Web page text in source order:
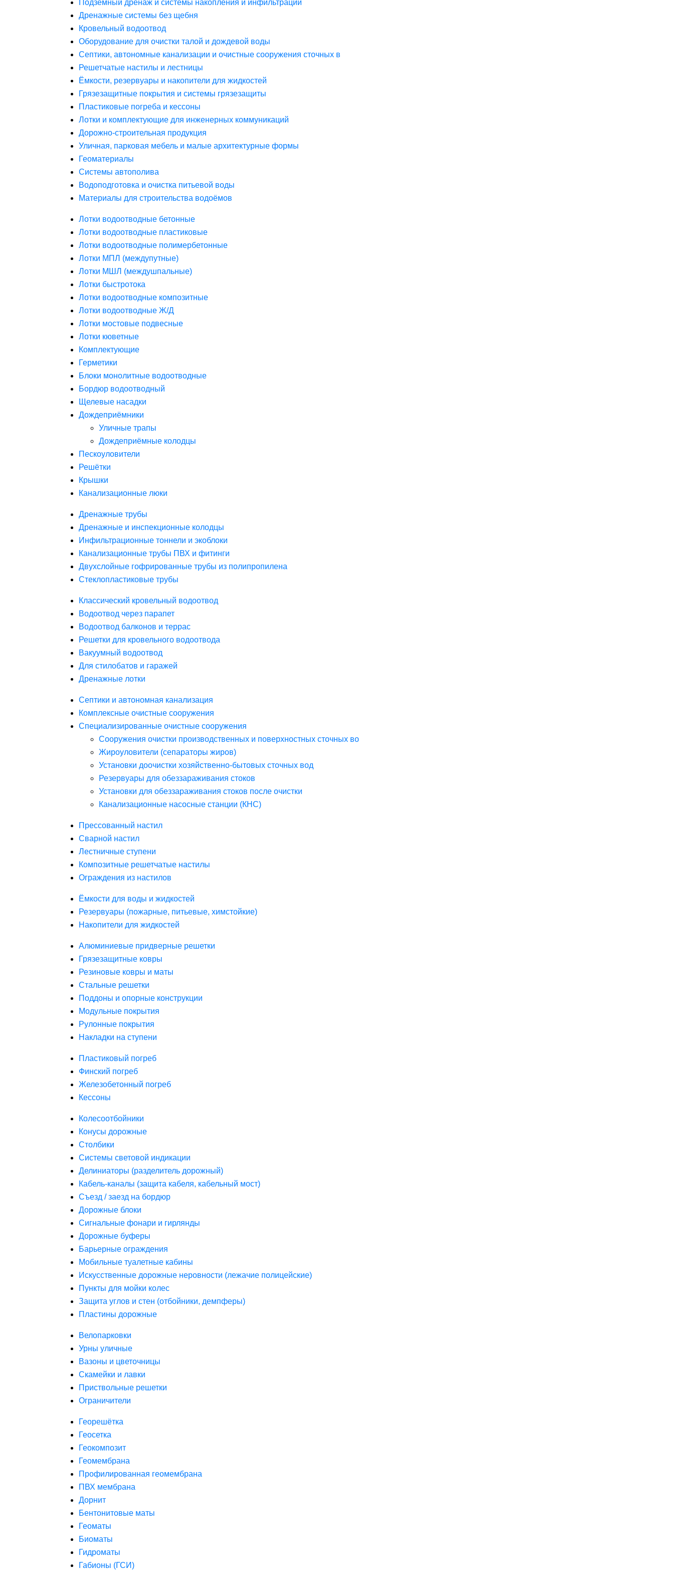
Подземный дренаж и системы накопления и инфильтрации
Дренажные системы без щебня
Кровельный водоотвод
Оборудование для очистки талой и дождевой воды
Септики, автономные канализации и очистные сооружения сточных в
Решетчатые настилы и лестницы
Ёмкости, резервуары и накопители для жидкостей
Грязезащитные покрытия и системы грязезащиты
Пластиковые погреба и кессоны
Лотки и комплектующие для инженерных коммуникаций
Дорожно-строительная продукция
Уличная, парковая мебель и малые архитектурные формы
Геоматериалы
Системы автополива
Водоподготовка и очистка питьевой воды
Материалы для строительства водоёмов
Лотки водоотводные бетонные
Лотки водоотводные пластиковые
Лотки водоотводные полимербетонные
Лотки МПЛ (междупутные)
Лотки МШЛ (междушпальные)
Лотки быстротока
Лотки водоотводные композитные
Лотки водоотводные Ж/Д
Лотки мостовые подвесные
Лотки кюветные
Комплектующие
Герметики
Блоки монолитные водоотводные
Бордюр водоотводный
Щелевые насадки
Дождеприёмники
Уличные трапы
Дождеприёмные колодцы
Пескоуловители
Решётки
Крышки
Канализационные люки
Дренажные трубы
Дренажные и инспекционные колодцы
Инфильтрационные тоннели и экоблоки
Канализационные трубы ПВХ и фитинги
Двухслойные гофрированные трубы из полипропилена
Стеклопластиковые трубы
Классический кровельный водоотвод
Водоотвод через парапет
Водоотвод балконов и террас
Решетки для кровельного водоотвода
Вакуумный водоотвод
Для стилобатов и гаражей
Дренажные лотки
Септики и автономная канализация
Комплексные очистные сооружения
Специализированные очистные сооружения
Сооружения очистки производственных и поверхностных сточных во
Жироуловители (сепараторы жиров)
Установки доочистки хозяйственно-бытовых сточных вод
Резервуары для обеззараживания стоков
Установки для обеззараживания стоков после очистки
Канализационные насосные станции (КНС)
Прессованный настил
Сварной настил
Лестничные ступени
Композитные решетчатые настилы
Ограждения из настилов
Ёмкости для воды и жидкостей
Резервуары (пожарные, питьевые, химстойкие)
Накопители для жидкостей
Алюминиевые придверные решетки
Грязезащитные ковры
Резиновые ковры и маты
Стальные решетки
Поддоны и опорные конструкции
Модульные покрытия
Рулонные покрытия
Накладки на ступени
Пластиковый погреб
Финский погреб
Железобетонный погреб
Кессоны
Колесоотбойники
Конусы дорожные
Столбики
Системы световой индикации
Делиниаторы (разделитель дорожный)
Кабель-каналы (защита кабеля, кабельный мост)
Съезд / заезд на бордюр
Дорожные блоки
Сигнальные фонари и гирлянды
Дорожные буферы
Барьерные ограждения
Мобильные туалетные кабины
Искусственные дорожные неровности (лежачие полицейские)
Пункты для мойки колес
Защита углов и стен (отбойники, демпферы)
Пластины дорожные
Велопарковки
Урны уличные
Вазоны и цветочницы
Скамейки и лавки
Приствольные решетки
Ограничители
Георешётка
Геосетка
Геокомпозит
Геомембрана
Профилированная геомембрана
ПВХ мембрана
Дорнит
Бентонитовые маты
Геоматы
Биоматы
Гидроматы
Габионы (ГСИ)